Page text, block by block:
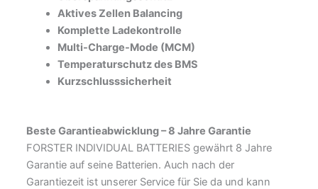
Aktives Zellen Balancing
Komplette Ladekontrolle
Multi-Charge-Mode (MCM)
Temperaturschutz des BMS
Kurzschlusssicherheit
Beste Garantieabwicklung –8 Jahre Garantie
FORSTER INDIVIDUAL BATTERIES gewährt 8 Jahre
Garantie auf seine Batterien. Auch nach der
Garantiezeit ist unserer Service für Sie da und kann